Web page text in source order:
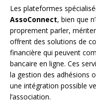
Les plateformes
AssoConnect, bien que
proprement parler,
offrent des solutions de
financière qui peuvent
bancaire en ligne. Ces
la gestion des adhésions
une intégration possible
l’association.